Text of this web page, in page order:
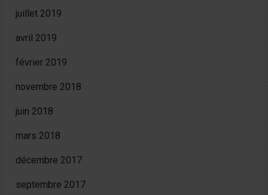
juillet 2019
avril 2019
février 2019
novembre 2018
juin 2018
mars 2018
décembre 2017
septembre 2017